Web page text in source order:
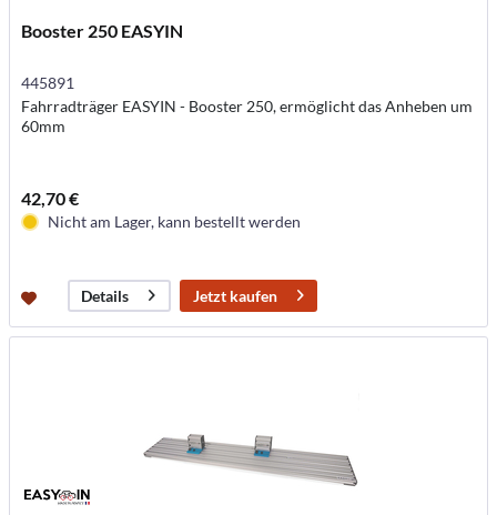
Booster 250 EASYIN
445891
Fahrradträger EASYIN - Booster 250, ermöglicht das Anheben um
60mm
42,70 €
Nicht am Lager, kann bestellt werden
Details Jetzt kaufen